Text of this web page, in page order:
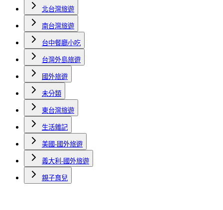
北台灣旅遊
南台灣旅遊
台中餐廳小吃
台灣外島旅遊
國外旅遊
未分類
東台灣旅遊
生活雜記
美國-國外旅遊
義大利-國外旅遊
親子育兒